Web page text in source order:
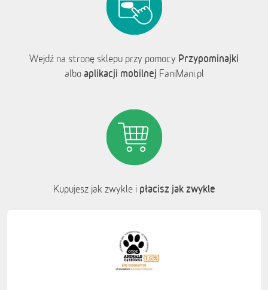
Wejdź na stronę sklepu przy pomocy Przypominajki
albo aplikacji mobilnej FaniMani.pl
Kupujesz jak zwykle i płacisz jak zwykle